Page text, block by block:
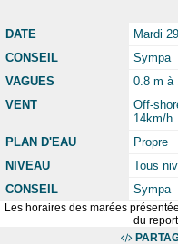
DATE
Mardi
CONSEIL
Sympa
VAGUES
0.8 m à
VENT
Off-
14km/h.
PLAN D'EAU
Propre
NIVEAU
Tous
CONSEIL
Sympa
Les horaires des marées
du